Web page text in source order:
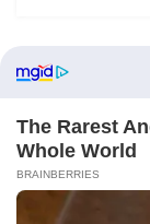
Home Tentang